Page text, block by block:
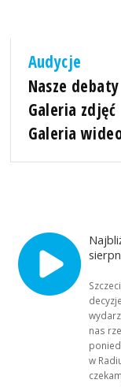
Audycje
Nasze debaty
Galeria zdjęć
Galeria
nas
w